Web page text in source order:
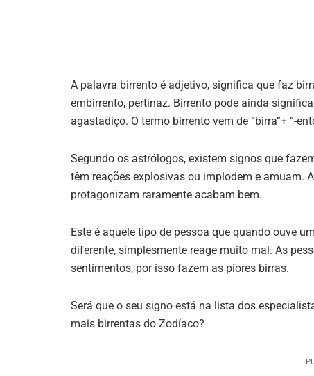
A palavra birrento é adjetivo, significa que faz
embirrento, pertinaz. Birrento pode ainda
agastadiço. O termo birrento vem de “birra”+ “-
Segundo os astrólogos, existem signos que
têm reações explosivas ou implodem e amuam.
protagonizam raramente acabam bem.
Este é aquele tipo de pessoa que quando ouve
diferente, simplesmente reage muito mal. As
sentimentos, por isso fazem as piores birras.
Será que o seu signo está na lista dos
mais birrentas do Zodíaco?